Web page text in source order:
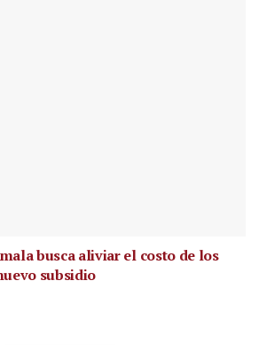
busca aliviar el costo de los
subsidio